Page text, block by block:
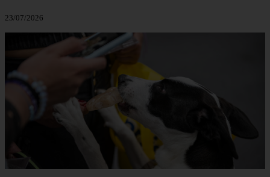
23/07/2026